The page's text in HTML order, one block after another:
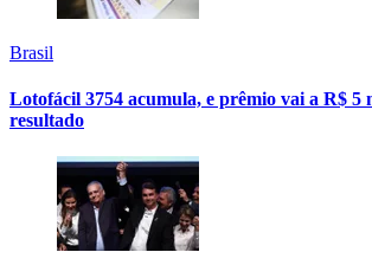
Brasil
Lotofácil 3754 acumula, e prêmio vai a R$ 5
resultado